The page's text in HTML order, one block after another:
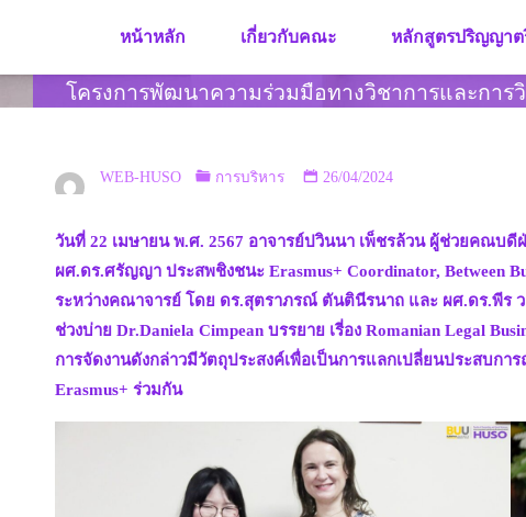
content
หน้าหลัก เกี่ยวกับคณะ หลักสูตรปริญญา
โครงการพัฒนาความร่วมมือทางวิชาการและการวิ
WEB-HUSO การบริหาร 26/04/2024
วันที่ 22 เมษายน พ.ศ. 2567 อาจารย์ปวินนา เพ็ชรล้วน ผู้ช่วยคณบดี
ผศ.ดร.ศรัญญา ประสพชิงชนะ Erasmus+ Coordinator, Between
ระหว่างคณาจารย์ โดย ดร.สุตราภรณ์ ตันตินีรนาถ และ ผศ.ดร.พีร ว
ช่วงบ่าย Dr.Daniela Cimpean บรรยาย เรี่อง Romanian Legal
การจัดงานดังกล่าวมีวัตถุประสงค์เพื่อเป็นการแลกเปลี่ยนประสบ
Erasmus+ ร่วมกัน